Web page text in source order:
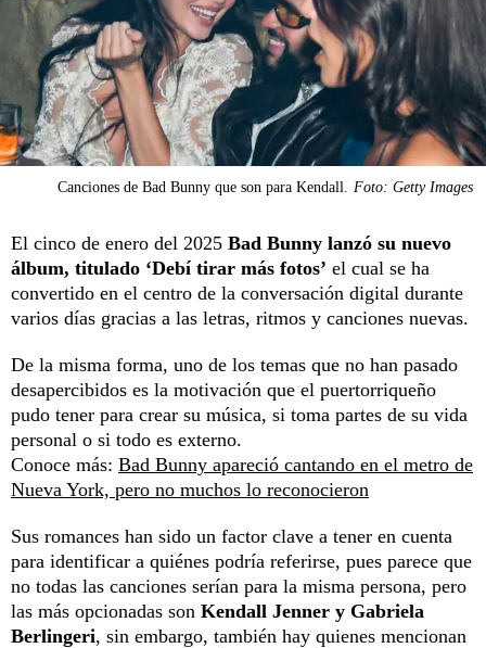
Canciones de Bad Bunny que son para Kendall. Foto: Getty Images
El cinco de enero del 2025 Bad Bunny lanzó su nuevo
álbum, titulado ‘Debí tirar más fotos’ el cual se ha
convertido en el centro de la conversación digital durante
varios días gracias a las letras, ritmos y canciones nuevas.
De la misma forma, uno de los temas que no han pasado
desapercibidos es la motivación que el puertorriqueño
pudo tener para crear su música, si toma partes de su vida
personal o si todo es externo.
Conoce más: Bad Bunny apareció cantando en el metro de
Nueva York, pero no muchos lo reconocieron
Sus romances han sido un factor clave a tener en cuenta
para identificar a quiénes podría referirse, pues parece que
no todas las canciones serían para la misma persona, pero
las más opcionadas son Kendall Jenner y Gabriela
Berlingeri, sin embargo, también hay quienes mencionan